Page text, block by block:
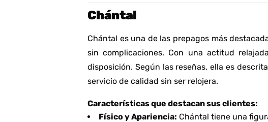
Chántal
Chántal es una de las prepagos más
sin complicaciones. Con una actitud
disposición. Según las reseñas, ella es
servicio de calidad sin ser relojera.
Características que destacan sus clientes:
Físico y Apariencia: Chántal tiene una